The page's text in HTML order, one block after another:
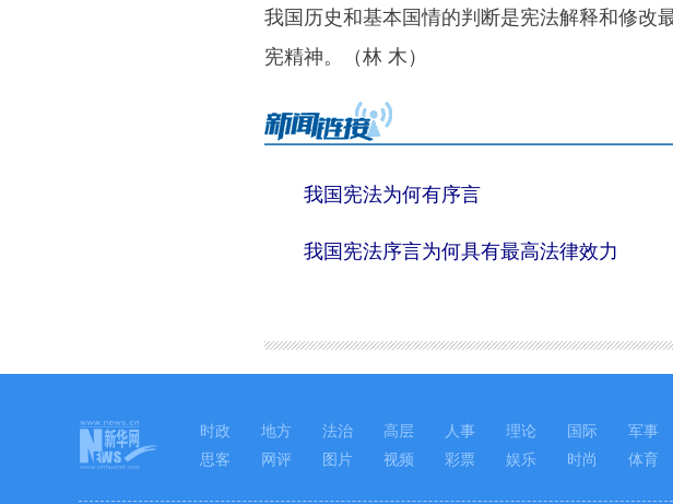
我国历史和基本国情的判断是宪法解释和修改
宪精神。（林 木）
我国宪法为何有序言
我国宪法序言为何具有最高法律效力
时政 地方 法治 高层 人事 理论 国际 军事
思客
网评 图片 视频 彩票 娱乐 时尚 体育